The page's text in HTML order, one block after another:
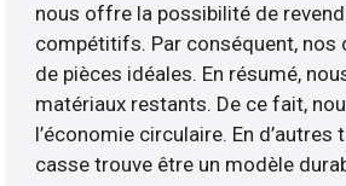
nous offre la possibilité de
compétitifs. Par conséquent,
de pièces idéales. En résumé,
matériaux restants. De ce fait,
l’économie circulaire. En
casse trouve être un modèle